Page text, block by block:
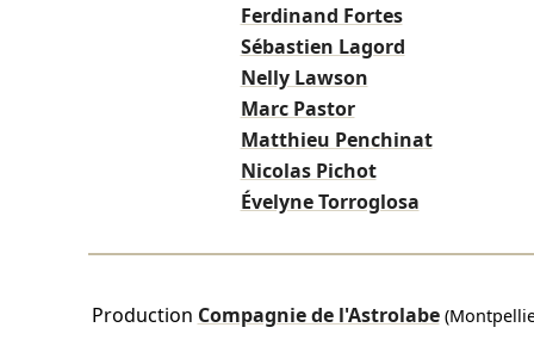
Ferdinand Fortes
Sébastien Lagord
Nelly Lawson
Marc Pastor
Matthieu Penchinat
Nicolas Pichot
Évelyne Torroglosa
Production Compagnie de l'Astrolabe